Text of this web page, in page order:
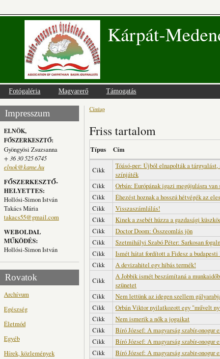
Kárpát-
Fotógaléria Magyarerő Támogatás
Impresszum
ELNÖK,
FŐSZERKESZTŐ:
Gyöngyösi Zsuzsanna
+ 36 30 525 6745
elnok@kame.hu
FŐSZERKESZTŐ-
HELYETTES:
Hollósi-Simon István
Takács Mária
takacs55@gmail.com
WEBOLDAL
MŰKÖDÉS:
Hollósi-Simon István
Rovatok
Archívum
Egészség
Életmód
Egyéb
Hírek, közlemények
Jelenlegi hely
Címlap
Friss tartalom
Típus Cím
Cikk
Tóásó-per: Újból elnapolták a
színjáték
Cikk
Orbán: Európának igazi megújulásra van
Cikk
Éhezést hoznak a hosszú hétvégék az
Cikk
Visszaszámlálás!
Cikk
Kinek a zsebét húzza a gazdasági
Cikk
Doctor Doom: Összeomlás jön
Cikk
Szetmihályi Szabó Péter: Sarkosan
Cikk
Ismét hátat fordított a Fidesz a budapesti
Cikk
A devizahitel egy hibás termék!
Cikk
A Jobbik ismét beszámítaná a
szünetet
Cikk
Nem lettünk az idegen szellem
Cikk
Orbán Viktor nyilatkozott egy "művelt
Cikk
Nem ismerik a nők a jogaikat
Cikk
Bíró József: A magyarság szabír-onogur
Cikk
Bíró József: A magyarság szabír-onogur
Cikk
Bíró József: A magyarság szabir-onogur